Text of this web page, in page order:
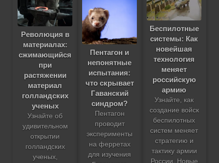
Революция в
материалах:
сжимающийся
при
растяжении
материал
голландских
ученых
Узнайте об
удивительном
открытии
голландских
ученых,
Пентагон и
непонятные
испытания:
что скрывает
Гаванский
синдром?
Пентагон
проводит
эксперименты
на ферретах
для изучения
Беспилотные
системы: Как
новейшая
технология
меняет
российскую
армию
Узнайте, как
создание войск
беспилотных
систем меняет
стратегию и
тактику армии
России. Новые